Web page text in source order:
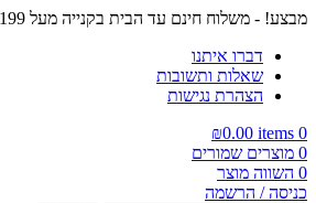
מבצע! - משלוח חינם עד הבית בקנייה מעל ₪199
דברו איתנו
שאלות ותשובות
הצהרת נגישות
0
items
₪0.00
0 מוצרים שמורים
0 השווה מוצר
כניסה / הרשמה